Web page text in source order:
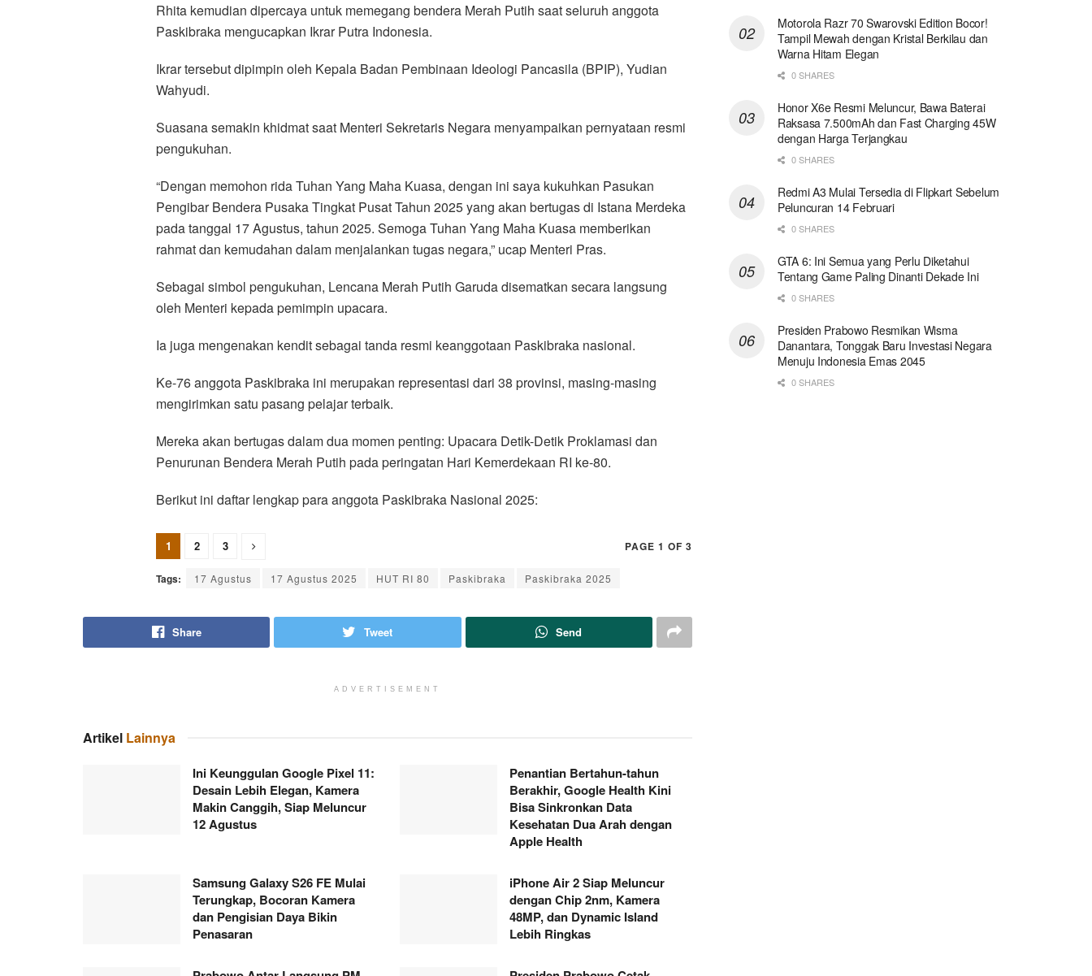
Rhita kemudian dipercaya untuk memegang bendera Merah Putih saat seluruh anggota
Paskibraka mengucapkan Ikrar Putra Indonesia.
Ikrar tersebut dipimpin oleh Kepala Badan Pembinaan Ideologi Pancasila (BPIP), Yudian
Wahyudi.
Suasana semakin khidmat saat Menteri Sekretaris Negara menyampaikan pernyataan resmi
pengukuhan.
“Dengan memohon rida Tuhan Yang Maha Kuasa, dengan ini saya kukuhkan Pasukan
Pengibar Bendera Pusaka Tingkat Pusat Tahun 2025 yang akan bertugas di Istana Merdeka
pada tanggal 17 Agustus, tahun 2025. Semoga Tuhan Yang Maha Kuasa memberikan
rahmat dan kemudahan dalam menjalankan tugas negara,” ucap Menteri Pras.
Sebagai simbol pengukuhan, Lencana Merah Putih Garuda disematkan secara langsung
oleh Menteri kepada pemimpin upacara.
Ia juga mengenakan kendit sebagai tanda resmi keanggotaan Paskibraka nasional.
Ke-76 anggota Paskibraka ini merupakan representasi dari 38 provinsi, masing-masing
mengirimkan satu pasang pelajar terbaik.
Mereka akan bertugas dalam dua momen penting: Upacara Detik-Detik Proklamasi dan
Penurunan Bendera Merah Putih pada peringatan Hari Kemerdekaan RI ke-80.
Berikut ini daftar lengkap para anggota Paskibraka Nasional 2025:
PAGE 1 OF 3
1 2 3
Tags: 17 Agustus 17 Agustus 2025 HUT RI 80 Paskibraka Paskibraka 2025
Share Tweet Send
ADVERTISEMENT
Artikel Lainnya
Ini Keunggulan Google Pixel 11:
Desain Lebih Elegan, Kamera
Makin Canggih, Siap Meluncur
12 Agustus
Penantian Bertahun-tahun
Berakhir, Google Health Kini
Bisa Sinkronkan Data
Kesehatan Dua Arah dengan
Apple Health
Samsung Galaxy S26 FE Mulai
Terungkap, Bocoran Kamera
dan Pengisian Daya Bikin
Penasaran
iPhone Air 2 Siap Meluncur
dengan Chip 2nm, Kamera
48MP, dan Dynamic Island
Lebih Ringkas
Motorola Razr 70 Swarovski Edition Bocor!
Tampil Mewah dengan Kristal Berkilau dan
Warna Hitam Elegan
0 SHARES
Honor X6e Resmi Meluncur, Bawa Baterai
Raksasa 7.500mAh dan Fast Charging 45W
dengan Harga Terjangkau
0 SHARES
Redmi A3 Mulai Tersedia di Flipkart Sebelum
Peluncuran 14 Februari
0 SHARES
GTA 6: Ini Semua yang Perlu Diketahui
Tentang Game Paling Dinanti Dekade Ini
0 SHARES
Presiden Prabowo Resmikan Wisma
Danantara, Tonggak Baru Investasi Negara
Menuju Indonesia Emas 2045
0 SHARES